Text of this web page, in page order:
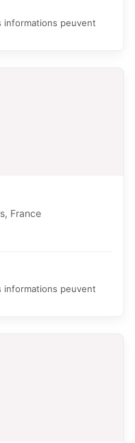
informations peuvent
France
informations peuvent